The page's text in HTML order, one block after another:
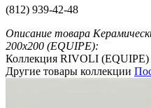
(812) 939-42-48
Описание товара
200x200 (EQUIPE):
Коллекция RIVOLI (EQUIPE)
Другие товары коллекции